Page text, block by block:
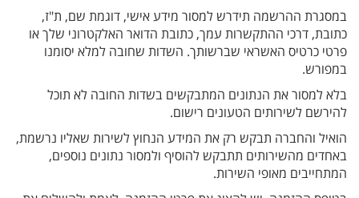
במסגרת ההרשמה תידרש למסור מידע אישי, דוגמת שם, ת"ז,
כתובת, דרכי ההתקשרות עמך, כתובת הדואר האלקטרוני שלך או
פרטי כרטיס האשראי שברשותך. השדות שחובה למלא יסומנו
במפורש.
בלא למסור את הנתונים המתבקשים בשדות החובה לא תוכל
להירשם לשירותים הטעונים רישום.
הואיל והחברה תבקש רק את המידע הנחוץ לשירות שאליו נרשמת,
באחדים מהשירותים תתבקש להוסיף ולמסור נתונים נוספים,
המתחייבים מאופי השירות.